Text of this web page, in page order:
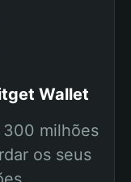
Wallet
milhões
os seus